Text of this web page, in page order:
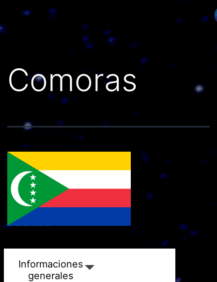
Países do Mundo
Comoras
Informaciones
generales
Colombia
R. Dem. del Congo